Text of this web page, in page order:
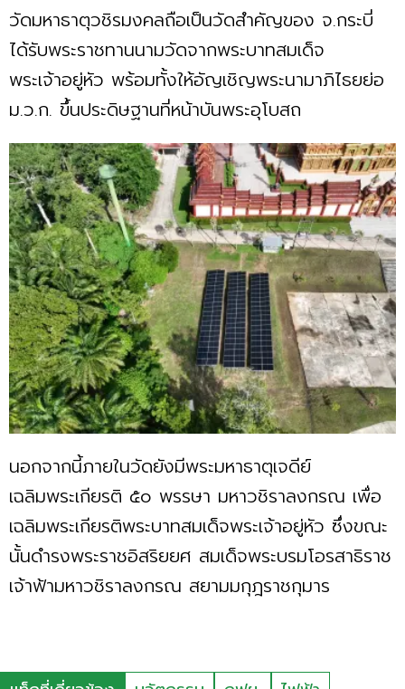
วัดมหาธาตุวชิรมงคลถือเป็นวัดสำคัญของ จ.กระบี่
ได้รับพระราชทานนามวัดจากพระบาทสมเด็จ
พระเจ้าอยู่หัว พร้อมทั้งให้อัญเชิญพระนามาภิไธยย่อ
ม.ว.ก. ขึ้นประดิษฐานที่หน้าบันพระอุโบสถ
นอกจากนี้ภายในวัดยังมีพระมหาธาตุเจดีย์
เฉลิมพระเกียรติ ๕๐ พรรษา มหาวชิราลงกรณ เพื่อ
เฉลิมพระเกียรติพระบาทสมเด็จพระเจ้าอยู่หัว ซึ่งขณะ
นั้นดำรงพระราชอิสริยยศ สมเด็จพระบรมโอรสาธิราช
เจ้าฟ้ามหาวชิราลงกรณ สยามมกุฎราชกุมาร